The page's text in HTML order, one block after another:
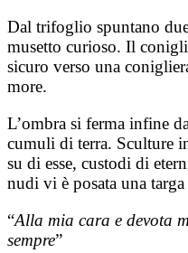
Dal trifoglio spuntano
musetto curioso. Il
sicuro verso una
more.
L’ombra si ferma infine
cumuli di terra. Sculture
su di esse, custodi di
nudi vi è posata una
“Alla mia cara e devota
sempre”